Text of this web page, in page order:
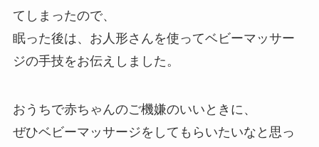
てしまったので、
眠った後は、お人形さんを使ってベビーマッサー
ジの手技をお伝えしました。
おうちで赤ちゃんのご機嫌のいいときに、
ぜひベビーマッサージをしてもらいたいなと思っ